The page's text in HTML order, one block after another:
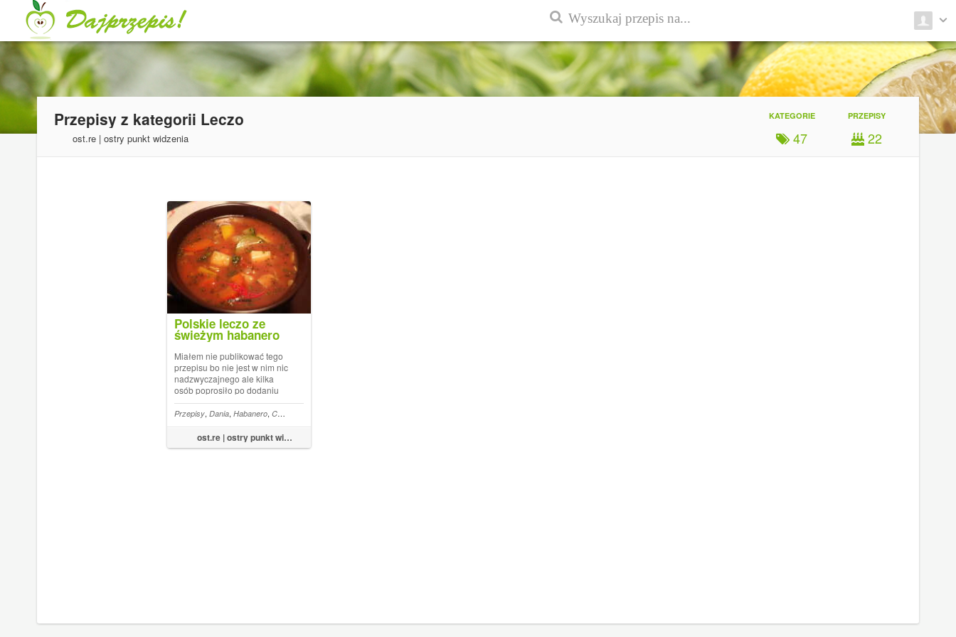
Przepisy z kategorii Leczo
ost.re | ostry punkt widzenia
PRZEPISY
22
KATEGORIE
47
Polskie leczo ze
świeżym habanero
Miałem nie publikować tego
przepisu bo nie jest w nim nic
nadzwyczajnego ale kilka
osób poprosiło po dodaniu
zdjęcia na facebooku. Także
niewiele się rozwodząc nad
wstępem zapraszam na
polskie leczo czemu polskie?
bo z kiszonymi ogórkami,
ost.re | ostry punkt widzenia
Przepisy, Dania, Habanero, Cukinia